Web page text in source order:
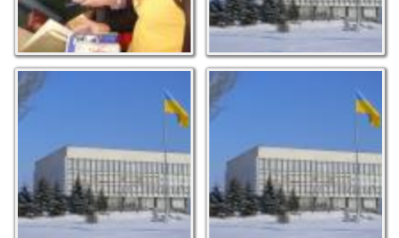
Виявляється, у нас теж
буває сніг. Фото М.С.
Виявляється, у нас теж
буває сніг. Фото М.С.